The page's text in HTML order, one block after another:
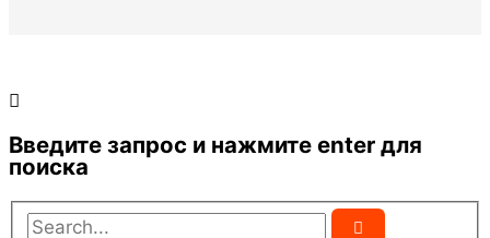
Введите запрос и нажмите enter для
поиска
Search...